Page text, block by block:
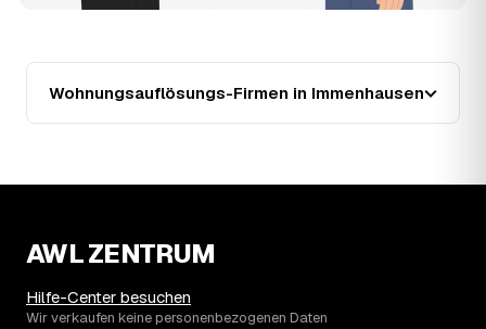
Die Spanne ergibt sich vor allem aus Wohnfläche und
liegt eher am unteren Ende, eine voll eingerichtete
am oberen. Anrechenbare Wertgegenstände senken den
Endpreis zusätzlich. Den genauen Betrag für Ihre
Wohnungsauflösungs-Firmen in Immenhausen
AWL ZENTRUM
Hilfe-Center besuchen
Wir verkaufen keine personenbezogenen Daten